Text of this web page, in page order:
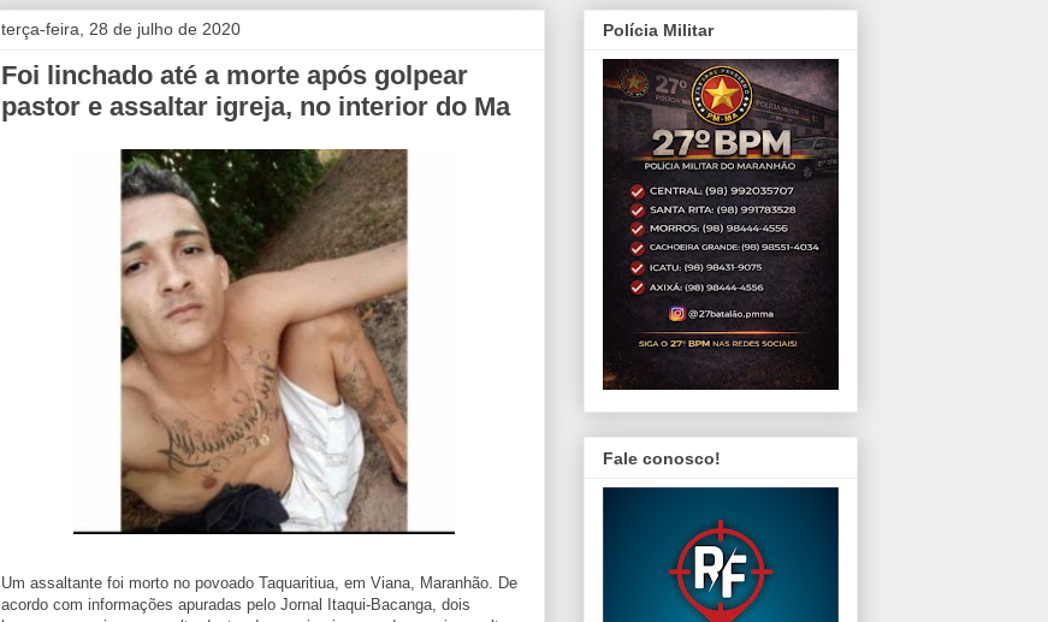
terça-feira, 28 de julho de 2020
Foi linchado até a morte após golpear
pastor e assaltar igreja, no interior do Ma
Um assaltante foi morto no povoado Taquaritiua, em Viana, Maranhão. De
acordo com informações apuradas pelo Jornal Itaqui-Bacanga, dois
Polícia Militar
Fale conosco!